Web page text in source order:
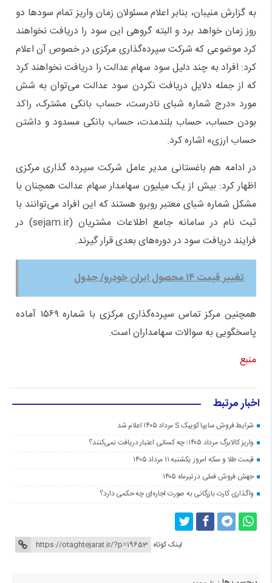
به گزارش منیبان، بنابر اعلام مسئولان زمان واریز تمام سودها دو
روز زمان خواهد برد و البته گروهی این سود را دریافت نخواهند
کرد موضوعی که شرکت سپرده‌گذاری مرکزی در خصوص آن اعلام
کرد: افراد به چند دلیل سود سهام عدالت را دریافت نخواهند کرد
که از جمله دلایل دریافت نکردن سود عدالت می‌توان به شش
مورد «درج شماره شبای نادرست، حساب بانکی مشترک، راکد
بودن حساب، حساب بلندمدت، حساب بانکی مسدود و داشتن
حساب ارزی» اشاره کرد.
در ادامه هم باغستانی مدیر عامل شرکت سپرده گذاری مرکزی
اظهار کرد: بیش از یک میلیون سهامدار سهام عدالت همچنان با
مشکل شماره شبای معتبر روبرو هستند که این افراد می‌توانند با
ثبت نام در سامانه جامع اطلاعات مشتریان (sejam.ir) در
فرایند دریافت سود در دوره‌های بعدی قرار گیرند.
تغییر قیمت ۱۴ محصول ایران خودرو/ جدول
همچنین مرکز تماس سپرده‌گذاری مرکزی با شماره ۱۵۶۹ آماده
پاسخگویی به سوالات سهامداران است.
منبع
اخبار مرتبط
شرایط فروش سایپا کوییک S مرداد ۱۴۰۵ اعلام شد
واریز کالابرگ مرداد ۱۴۰۵؛ چه کسانی اعتبار دریافت نمی‌کنند؟
قیمت طلا و سکه امروز یکشنبه ۱۱ مرداد ۱۴۰۵
جهش فروش فملی در تیرماه ۱۴۰۵
واگذاری کارت بازرگانی به صورت اجاره‌ای چه حکمی دارد؟
لینک کوتاه